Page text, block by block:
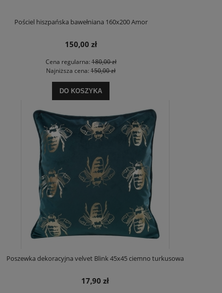
Pościel hiszpańska bawełniana 160x200 Amor
150,00 zł
Cena regularna:180,00 zł
Najniższa cena: 150,00 zł
DO KOSZYKA
Poszewka dekoracyjna velvet Blink 45x45 ciemno turkusowa
17,90 zł